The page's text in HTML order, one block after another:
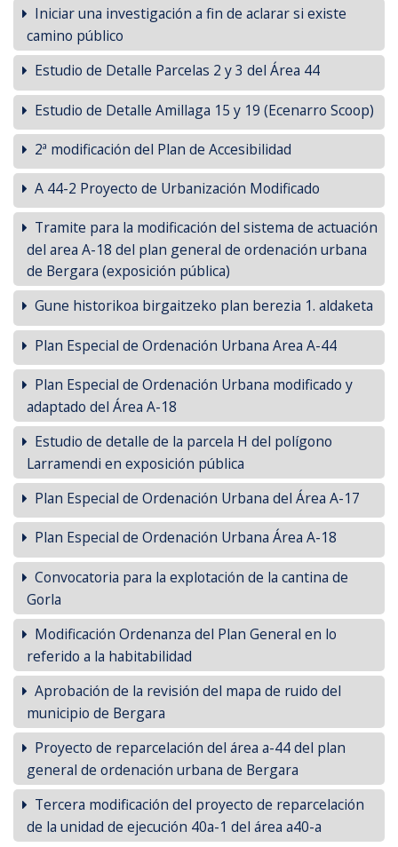
Iniciar una investigación a fin de aclarar si existe
camino público
Estudio de Detalle Parcelas 2 y 3 del Área 44
Estudio de Detalle Amillaga 15 y 19 (Ecenarro Scoop)
2ª modificación del Plan de Accesibilidad
A 44-2 Proyecto de Urbanización Modificado
Tramite para la modificación del sistema de actuación
del area A-18 del plan general de ordenación urbana
de Bergara (exposición pública)
Gune historikoa birgaitzeko plan berezia 1. aldaketa
Plan Especial de Ordenación Urbana Area A-44
Plan Especial de Ordenación Urbana modificado y
adaptado del Área A-18
Estudio de detalle de la parcela H del polígono
Larramendi en exposición pública
Plan Especial de Ordenación Urbana del Área A-17
Plan Especial de Ordenación Urbana Área A-18
Convocatoria para la explotación de la cantina de
Gorla
Modificación Ordenanza del Plan General en lo
referido a la habitabilidad
Aprobación de la revisión del mapa de ruido del
municipio de Bergara
Proyecto de reparcelación del área a-44 del plan
general de ordenación urbana de Bergara
Tercera modificación del proyecto de reparcelación
de la unidad de ejecución 40a-1 del área a40-a